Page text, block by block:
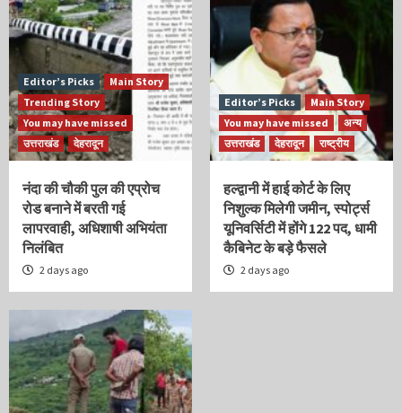
Editor’s Picks
Main Story
Trending Story
You may have missed
उत्तराखंड
देहरादून
नंदा की चौकी पुल की एप्रोच
रोड बनाने में बरती गई
लापरवाही, अधिशाषी अभियंता
निलंबित
2 days ago
Editor’s Picks
Main Story
You may have missed
अन्य
उत्तराखंड
देहरादून राष्ट्रीय
हल्द्वानी में हाई कोर्ट के लिए
निशुल्क मिलेगी जमीन, स्पोर्ट्स
यूनिवर्सिटी में होंगे 122 पद, धामी
कैबिनेट के बड़े फैसले
2 days ago